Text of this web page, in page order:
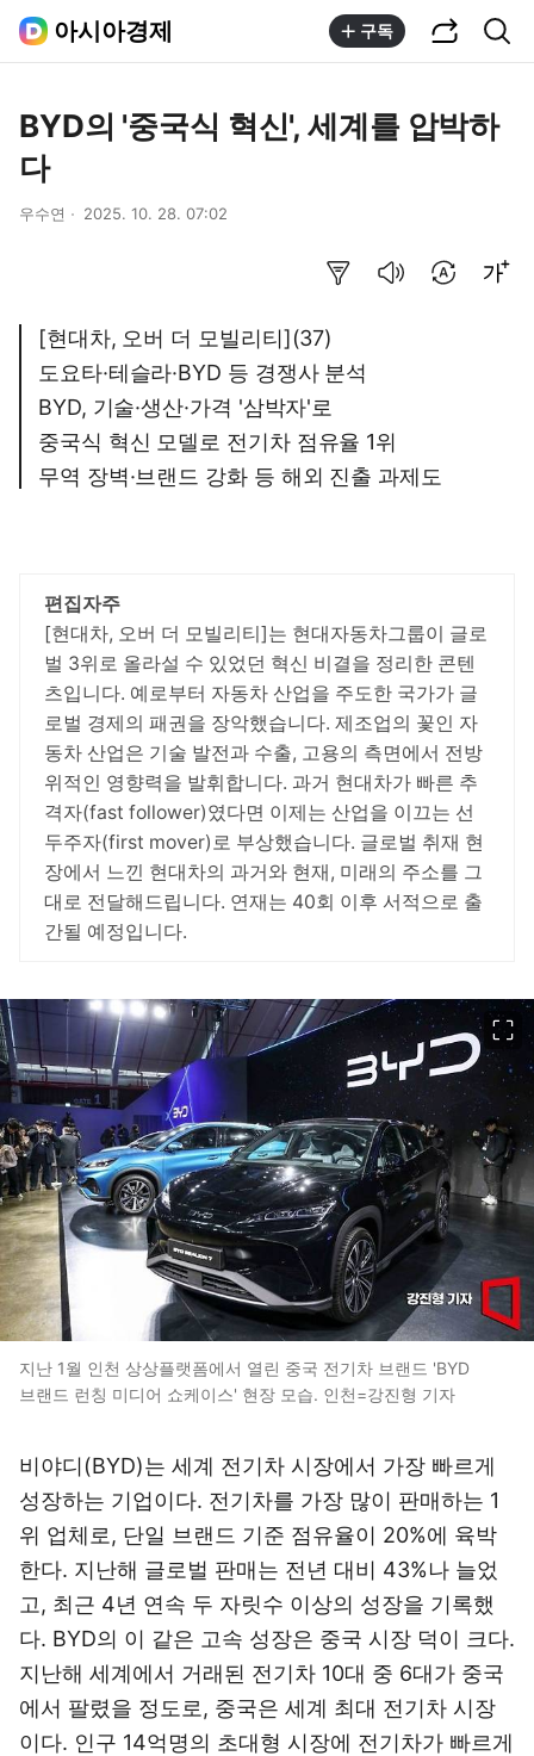
아시아경제 구독
BYD의 '중국식 혁신', 세계를 압박하
다
우수연 2025. 10. 28. 07:02
[현대차, 오버 더 모빌리티](37)
도요타·테슬라·BYD 등 경쟁사 분석
BYD, 기술·생산·가격 '삼박자'로
중국식 혁신 모델로 전기차 점유율 1위
무역 장벽·브랜드 강화 등 해외 진출 과제도
편집자주
[현대차, 오버 더 모빌리티]는 현대자동차그룹이 글로
벌 3위로 올라설 수 있었던 혁신 비결을 정리한 콘텐
츠입니다. 예로부터 자동차 산업을 주도한 국가가 글
로벌 경제의 패권을 장악했습니다. 제조업의 꽃인 자
동차 산업은 기술 발전과 수출, 고용의 측면에서 전방
위적인 영향력을 발휘합니다. 과거 현대차가 빠른 추
격자(fast follower)였다면 이제는 산업을 이끄는 선
두주자(first mover)로 부상했습니다. 글로벌 취재 현
장에서 느낀 현대차의 과거와 현재, 미래의 주소를 그
대로 전달해드립니다. 연재는 40회 이후 서적으로 출
간될 예정입니다.
지난 1월 인천 상상플랫폼에서 열린 중국 전기차 브랜드 'BYD
브랜드 런칭 미디어 쇼케이스' 현장 모습. 인천=강진형 기자
비야디(BYD)는 세계 전기차 시장에서 가장 빠르게
성장하는 기업이다. 전기차를 가장 많이 판매하는 1
위 업체로, 단일 브랜드 기준 점유율이 20%에 육박
한다. 지난해 글로벌 판매는 전년 대비 43%나 늘었
고, 최근 4년 연속 두 자릿수 이상의 성장을 기록했
다. BYD의 이 같은 고속 성장은 중국 시장 덕이 크다.
지난해 세계에서 거래된 전기차 10대 중 6대가 중국
에서 팔렸을 정도로, 중국은 세계 최대 전기차 시장
이다. 인구 14억명의 초대형 시장에 전기차가 빠르게